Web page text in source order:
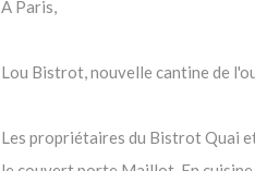
A Paris,
Lou Bistrot, nouvelle cantine de
Les propriétaires du Bistrot Quai